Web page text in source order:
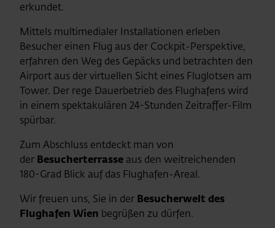
erkundet.
Mittels multimedialer Installationen erleben
Besucher einen Flug aus der Cockpit-Perspektive,
erfahren den Weg des Gepäcks und betrachten den
Airport aus der virtuellen Sicht eines Fluglotsen am
Tower. Der rege Dauerbetrieb des Flughafens wird
in einem spektakulären 24-Stunden Zeitraffer-Film
spürbar.
Zum Abschluss entdeckt man von
der Besucherterrasse aus den weitreichenden
180-Grad Blick auf das Flughafen-Areal.
Wir freuen uns, Sie in der Besucherwelt des
Flughafen Wien begrüßen zu dürfen.